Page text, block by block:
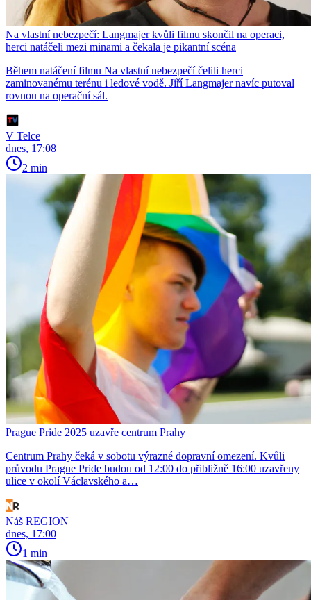
Na vlastní nebezpečí: Langmajer kvůli filmu skončil na operaci,
herci natáčeli mezi minami a čekala je pikantní scéna
Během natáčení filmu Na vlastní nebezpečí čelili herci
zaminovanému terénu i ledové vodě. Jiří Langmajer navíc putoval
rovnou na operační sál.
V Telce
dnes, 17:08
2 min
Prague Pride 2025 uzavře centrum Prahy
Centrum Prahy čeká v sobotu výrazné dopravní omezení. Kvůli
průvodu Prague Pride budou od 12:00 do přibližně 16:00 uzavřeny
ulice v okolí Václavského a…
Náš REGION
dnes, 17:00
1 min